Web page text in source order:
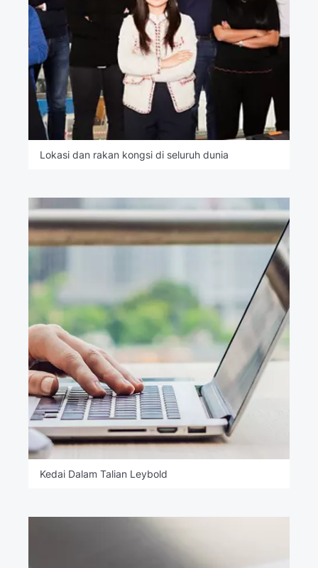
Lokasi dan rakan kongsi di seluruh dunia
Kedai Dalam Talian Leybold